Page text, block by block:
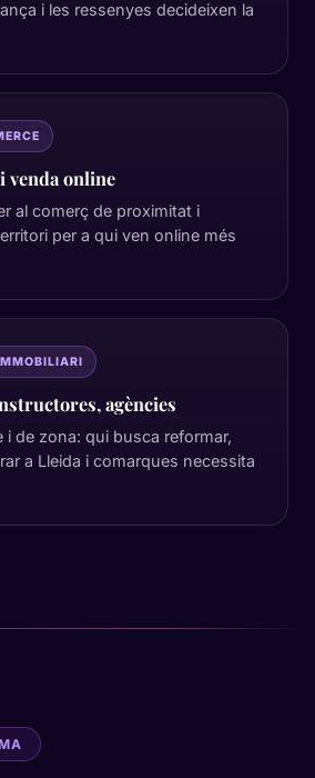
i les ressenyes decideixen la
venda online
al comerç de proximitat i
per a qui ven online més
agències
i de zona: qui busca reformar,
a Lleida i comarques necessita